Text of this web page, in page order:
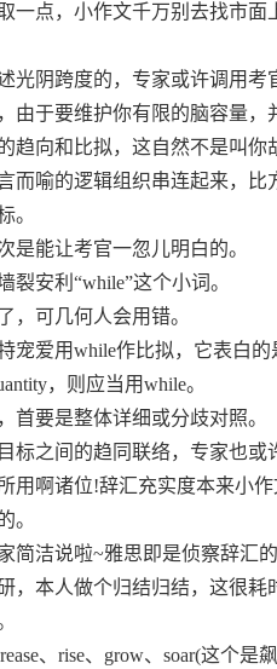
一点，小作文千万别去找市
光阴跨度的，专家或许调用考
由于要维护你有限的脑容量，
趋向和比拟，这自然不是叫你
而喻的逻辑组织串连起来，
。
是能让考官一忽儿明白的。
裂安利“while”这个小词。
，可几何人会用错。
宠爱用while作比拟，它表白的
，则应当用while。
首要是整体详细或分歧对照。
标之间的趋同联络，专家也或
用啊诸位!辞汇充实度本来小
。
简洁说啦~雅思即是侦察辞汇
，本人做个归结归结，这很耗
、rise、grow、soar(这个是飙